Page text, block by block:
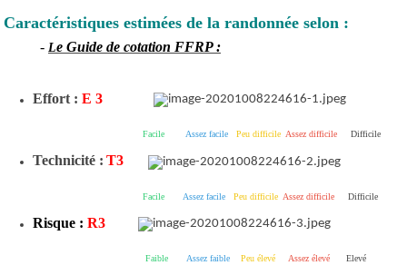
Caractéristiques estimées de la randonnée selon :
- Le Guide de cotation FFRP :
Effort : E 3
Facile Assez facile Peu difficile Assez difficile Difficile
Technicité : T3
Facile Assez facile Peu difficile Assez difficile Difficile
Risque : R3
Faible Assez faible Peu élevé Assez élevé Elevé